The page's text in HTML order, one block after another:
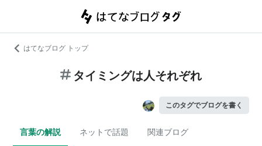
はてなブログ トップ
タイミングは人それぞれ
このタグでブログを書く
言葉の解説 ネットで話題 関連ブログ